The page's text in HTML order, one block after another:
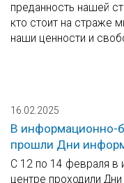
преданность нашей
кто стоит на страже
наши ценности и
16.02.2025
В информационно-
прошли Дни
С 12 по 14 февраля в
центре проходили